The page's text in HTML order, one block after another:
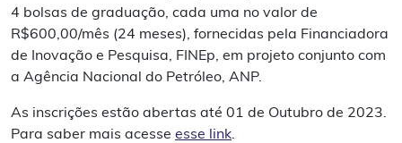
4 bolsas de graduação, cada uma no valor de
R$600,00/mês (24 meses), fornecidas pela Financiadora
de Inovação e Pesquisa, FINEp, em projeto conjunto com
a Agência Nacional do Petróleo, ANP.
As inscrições estão abertas até 01 de Outubro de 2023.
Para saber mais acesse esse link.